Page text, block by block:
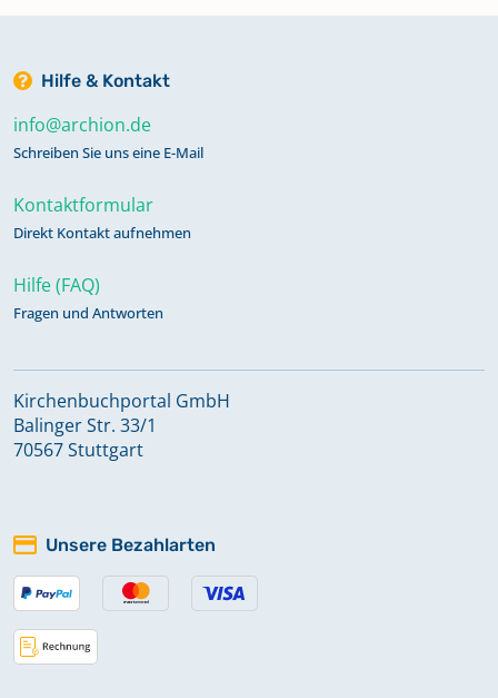
Konfirmanden 1837-1838
Trauungen 1815-1872, Taufen 1815-
1864, Beerdigungen 1815-1872,
Konfirmanden 1815-1886,
1885-1893
1966, 1989-1990, 2004,
Beerdigungen 1873-2005
Zivilstandsregister Aufgebote 1809
Zivilstandsregister Aufgebote 1811
Hilfe & Kontakt
info@archion.de
Schreiben Sie uns eine E-Mail
Kontaktformular
Direkt Kontakt aufnehmen
Hilfe (FAQ)
Fragen und Antworten
Kirchenbuchportal GmbH
Balinger Str. 33/1
70567 Stuttgart
Unsere Bezahlarten